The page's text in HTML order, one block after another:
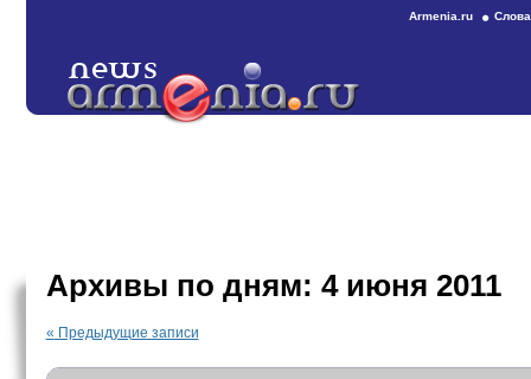
Armenia.ru
Архивы по дням: 4 июня 2011
« Предыдущие записи